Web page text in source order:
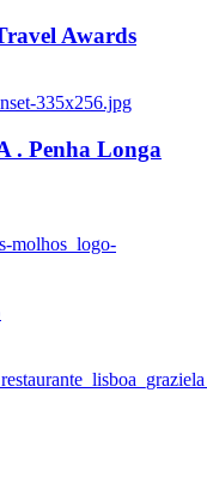
Awards
335x256.jpg
Penha Longa
molhos_logo-